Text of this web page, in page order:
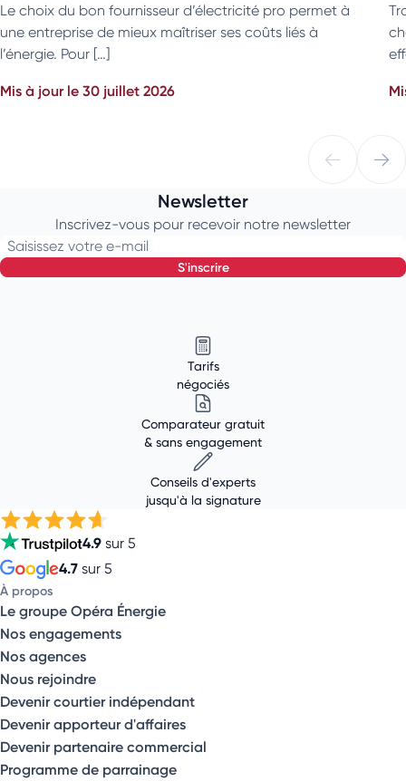
Le choix du bon fournisseur d’électricité pro permet à
une entreprise de mieux maîtriser ses coûts liés à
l’énergie. Pour […]
Mis à jour le 30 juillet 2026
Newsletter
Inscrivez-vous pour recevoir notre newsletter
Saisissez votre e-mail
s'inscrire
Tarifs
négociés
Comparateur gratuit
& sans engagement
Conseils d'experts
jusqu'à la signature
4.9 sur 5
4.7 sur 5
À propos
Le groupe Opéra Énergie
Nos engagements
Nos agences
Nous rejoindre
Devenir courtier indépendant
Devenir apporteur d'affaires
Devenir partenaire commercial
Programme de parrainage